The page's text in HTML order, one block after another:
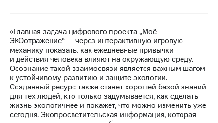
Финансовая
отчетность
Контакты
Новости
в
регионе
и акционерам
«Главная задача цифрового проекта „Моё
ЭКОотражение“ — через интерактивную игровую
механику показать, как ежедневные привычки
и действия человека влияют на окружающую среду.
Осознание такой взаимосвязи является важным шагом
к устойчивому развитию и защите экологии.
Созданный ресурс также станет хорошей базой знаний
для тех людей, кто только задумывается, как сделать
жизнь экологичнее и покажет, что можно изменить уже
сегодня. Экопросветительская информация, которая